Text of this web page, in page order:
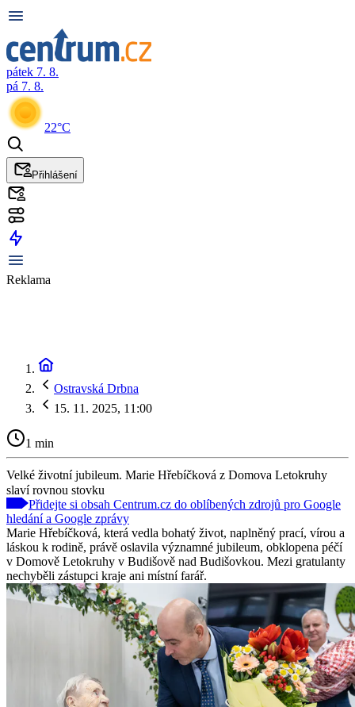
pátek 7. 8.
pá 7. 8.
22°C
Přihlášení
Reklama
Ostravská Drbna
15. 11. 2025, 11:00
1 min
Velké životní jubileum. Marie Hřebíčková z Domova Letokruhy
slaví rovnou stovku
Přidejte si obsah Centrum.cz do oblíbených zdrojů pro Google
hledání a Google zprávy
Marie Hřebíčková, která vedla bohatý život, naplněný prací, vírou a
láskou k rodině, právě oslavila významné jubileum, obklopena péčí
v Domově Letokruhy v Budišově nad Budišovkou. Mezi gratulanty
nechyběli zástupci kraje ani místní farář.